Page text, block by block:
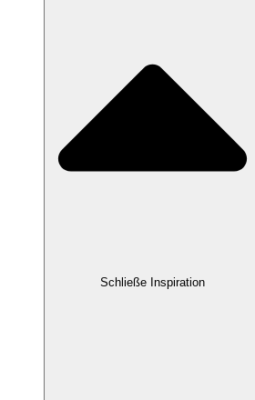
Schließe Inspiration